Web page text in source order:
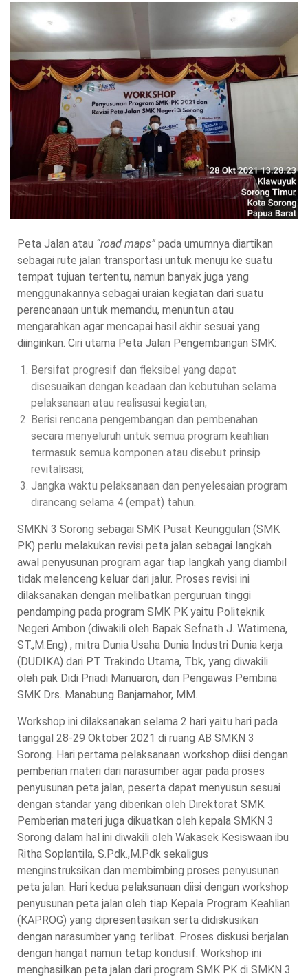
Peta Jalan atau “road maps” pada umumnya diartikan
sebagai rute jalan transportasi untuk menuju ke suatu
tempat tujuan tertentu, namun banyak juga yang
menggunakannya sebagai uraian kegiatan dari suatu
perencanaan untuk memandu, menuntun atau
mengarahkan agar mencapai hasil akhir sesuai yang
diinginkan. Ciri utama Peta Jalan Pengembangan SMK:
Bersifat progresif dan fleksibel yang dapat
disesuaikan dengan keadaan dan kebutuhan selama
pelaksanaan atau realisasai kegiatan;
Berisi rencana pengembangan dan pembenahan
secara menyeluruh untuk semua program keahlian
termasuk semua komponen atau disebut prinsip
revitalisasi;
Jangka waktu pelaksanaan dan penyelesaian program
dirancang selama 4 (empat) tahun.
SMKN 3 Sorong sebagai SMK Pusat Keunggulan (SMK
PK) perlu melakukan revisi peta jalan sebagai langkah
awal penyusunan program agar tiap langkah yang diambil
tidak melenceng keluar dari jalur. Proses revisi ini
dilaksanakan dengan melibatkan perguruan tinggi
pendamping pada program SMK PK yaitu Politeknik
Negeri Ambon (diwakili oleh Bapak Sefnath J. Watimena,
ST.,M.Eng) , mitra Dunia Usaha Dunia Industri Dunia kerja
(DUDIKA) dari PT Trakindo Utama, Tbk, yang diwakili
oleh pak Didi Priadi Manuaron, dan Pengawas Pembina
SMK Drs. Manabung Banjarnahor, MM.
Workshop ini dilaksanakan selama 2 hari yaitu hari pada
tanggal 28-29 Oktober 2021 di ruang AB SMKN 3
Sorong. Hari pertama pelaksanaan workshop diisi dengan
pemberian materi dari narasumber agar pada proses
penyusunan peta jalan, peserta dapat menyusun sesuai
dengan standar yang diberikan oleh Direktorat SMK.
Pemberian materi juga dikuatkan oleh kepala SMKN 3
Sorong dalam hal ini diwakili oleh Wakasek Kesiswaan ibu
Ritha Soplantila, S.Pdk.,M.Pdk sekaligus
menginstruksikan dan membimbing proses penyusunan
peta jalan. Hari kedua pelaksanaan diisi dengan workshop
penyusunan peta jalan oleh tiap Kepala Program Keahlian
(KAPROG) yang dipresentasikan serta didiskusikan
dengan narasumber yang terlibat. Proses diskusi berjalan
dengan hangat namun tetap kondusif. Workshop ini
menghasilkan peta jalan dari program SMK PK di SMKN 3